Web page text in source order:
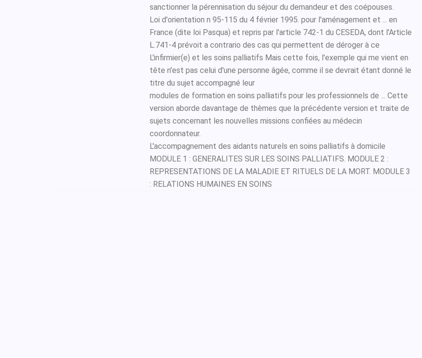
sanctionner la pérennisation du séjour du demandeur et des coépouses.
Loi d'orientation n 95-115 du 4 février 1995. pour l'aménagement et ... en
France (dite loi Pasqua) et repris par l'article 742-1 du CESEDA, dont l'Article
L.741-4 prévoit a contrario des cas qui permettent de déroger à ce
L'infirmier(e) et les soins palliatifs Mais cette fois, l'exemple qui me vient en
tête n'est pas celui d'une personne âgée, comme il se devrait étant donné le
titre du sujet accompagné leur
modules de formation en soins palliatifs pour les professionnels de ... Cette
version aborde davantage de thèmes que la précédente version et traite de
sujets concernant les nouvelles missions confiées au médecin
coordonnateur.
L'accompagnement des aidants naturels en soins palliatifs à domicile
MODULE 1 : GENERALITES SUR LES SOINS PALLIATIFS. MODULE 2 :
REPRESENTATIONS DE LA MALADIE ET RITUELS DE LA MORT. MODULE 3
: RELATIONS HUMAINES EN SOINS